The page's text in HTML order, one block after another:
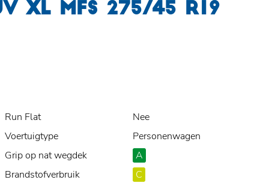
XL MFS 275/45 R19
Run Flat
Nee
Voertuigtype
Personenwagen
Grip op nat wegdek
A
Brandstofverbruik
C